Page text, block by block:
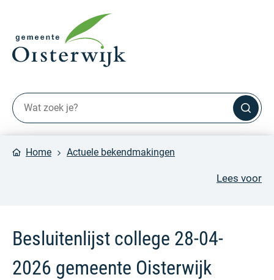
Home Actuele bekendmakingen
Lees voor
Besluitenlijst college 28-04-
2026 gemeente Oisterwijk